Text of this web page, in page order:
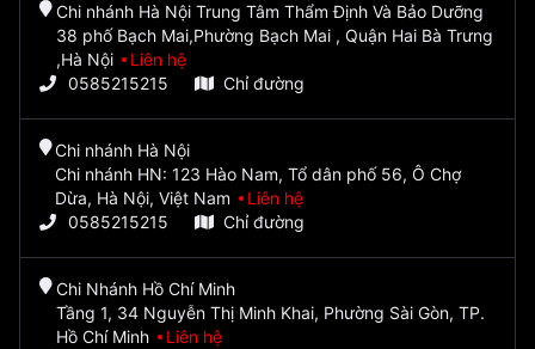
Chi nhánh Hà Nội Trung Tâm Thẩm Định Và Bảo Dưỡng
38 phố Bạch Mai,Phường Bạch Mai , Quận Hai Bà Trưng
,Hà Nội
Liên hệ
0585215215
Chỉ đường
Chi nhánh Hà Nội
Chi nhánh HN: 123 Hào Nam, Tổ dân phố 56, Ô Chợ
Dừa, Hà Nội, Việt Nam
Liên hệ
0585215215
Chỉ đường
Chi Nhánh Hồ Chí Minh
Tầng 1, 34 Nguyễn Thị Minh Khai, Phường Sài Gòn, TP.
Hồ Chí Minh
Liên hệ